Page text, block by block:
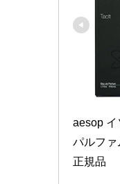
aesop イ
パルファ
正規品